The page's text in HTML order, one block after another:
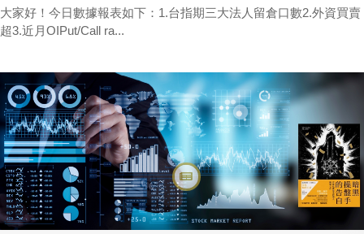
大家好！今日數據報表如下：1.台指期三大法人留倉口數2.外資買賣
超3.近月OIPut/Call ra...